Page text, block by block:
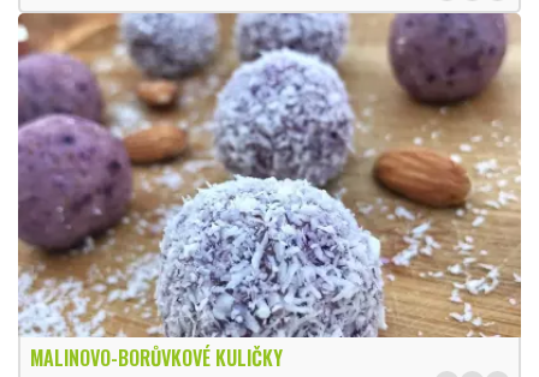
MALINOVO-BORŮVKOVÉ KULIČKY